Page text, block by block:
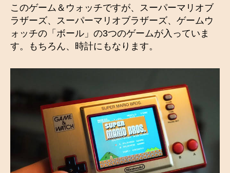
このゲーム＆ウォッチですが、スーパーマリオブ
ラザーズ、スーパーマリオブラザーズ、ゲームウ
ォッチの「ボール」の3つのゲームが入っていま
す。もちろん、時計にもなります。